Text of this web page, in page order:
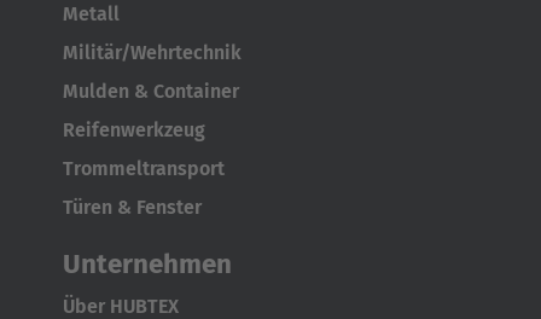
Metall
Militär/Wehrtechnik
Mulden & Container
Reifenwerkzeug
Trommeltransport
Türen & Fenster
Unternehmen
Über HUBTEX